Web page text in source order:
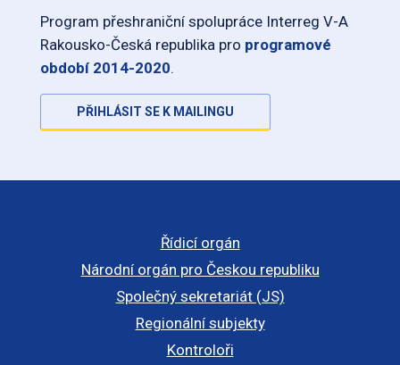
Program přeshraniční spolupráce Interreg V-A
Rakousko-Česká republika pro programové
období 2014-2020.
PŘIHLÁSIT SE K MAILINGU
Řídicí orgán
Národní orgán pro Českou republiku
Společný sekretariát (JS)
Regionální subjekty
Kontroloři